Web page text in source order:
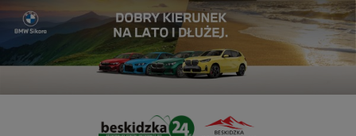
Przejdź
treści